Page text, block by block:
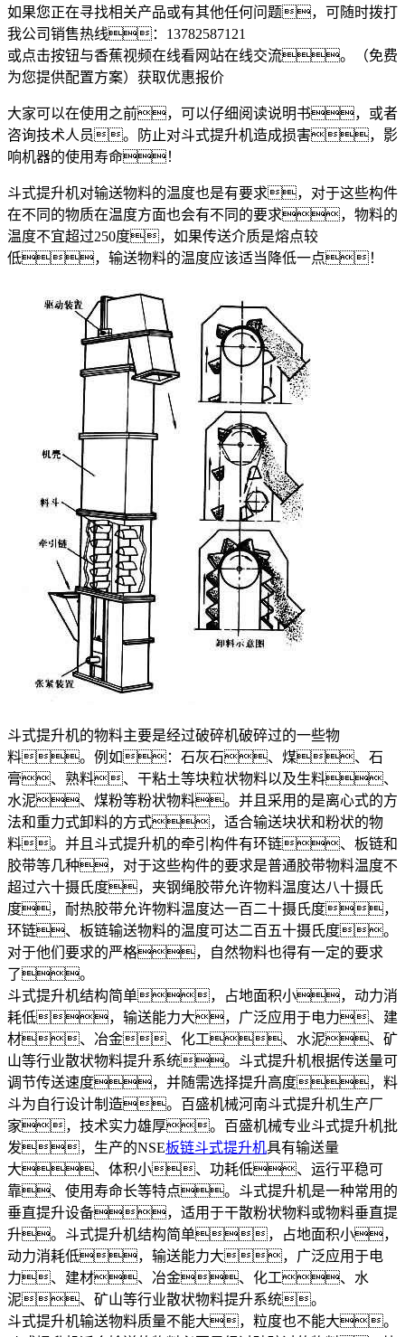
如果您正在寻找相关产品或有其他任何问题，可随时拨打
我公司销售热线： 13782587121
或点击按钮与香蕉视频在线看网站在线交流。（免费
为您提供配置方案） 获取优惠报价
大家可以在使用之前，可以仔细阅读说明书，或者
咨询技术人员。防止对斗式提升机造成损害，影
响机器的使用寿命！
斗式提升机对输送物料的温度也是有要求，对于这些构件
在不同的物质在温度方面也会有不同的要求，物料的
温度不宜超过250度，如果传送介质是熔点较
低，输送物料的温度应该适当降低一点！
斗式提升机的物料主要是经过破碎机破碎过的一些物
料。例如：石灰石、煤、石
膏、熟料、干粘土等块粒状物料以及生料、
水泥、煤粉等粉状物料。并且采用的是离心式的方
法和重力式卸料的方式，适合输送块状和粉状的物
料。并且斗式提升机的牵引构件有环链、板链和
胶带等几种，对于这些构件的要求是普通胶带物料温度不
超过六十摄氏度，夹钢绳胶带允许物料温度达八十摄氏
度，耐热胶带允许物料温度达一百二十摄氏度，
环链、板链输送物料的温度可达二百五十摄氏度。
对于他们要求的严格，自然物料也得有一定的要求
了。
斗式提升机结构简单，占地面积小，动力消
耗低，输送能力大，广泛应用于电力、建
材、冶金、化工、水泥、矿
山等行业散状物料提升系统。斗式提升机根据传送量可
调节传送速度，并随需选择提升高度，料
斗为自行设计制造。百盛机械河南斗式提升机生产厂
家，技术实力雄厚。百盛机械专业斗式提升机批
发，生产的NSE板链斗式提升机具有输送量
大、体积小、功耗低、运行平稳可
靠、使用寿命长等特点。斗式提升机是一种常用的
垂直提升设备，适用于干散粉状物料或物料垂直提
升。斗式提升机结构简单，占地面积小，
动力消耗低，输送能力大，广泛应用于电
力、建材、冶金、化工、水
泥、矿山等行业散状物料提升系统。
斗式提升机输送物料质量不能大，粒度也不能大。